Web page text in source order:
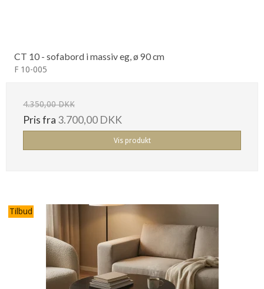
CT 10 - sofabord i massiv eg, ø 90 cm
F 10-005
4.350,00 DKK
Pris fra 3.700,00 DKK
Vis produkt
Tilbud